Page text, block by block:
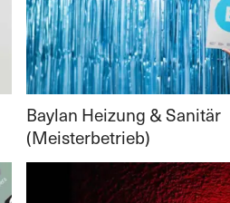
Baylan Heizung & Sanitär
(Meisterbetrieb)